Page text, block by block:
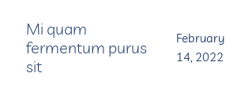
Mi quam
fermentum purus
sit
February
14, 2022